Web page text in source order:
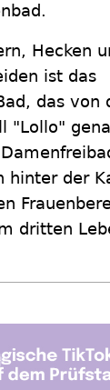
Hecken
ist das
das von
"Lollo"
hinter der
dritten